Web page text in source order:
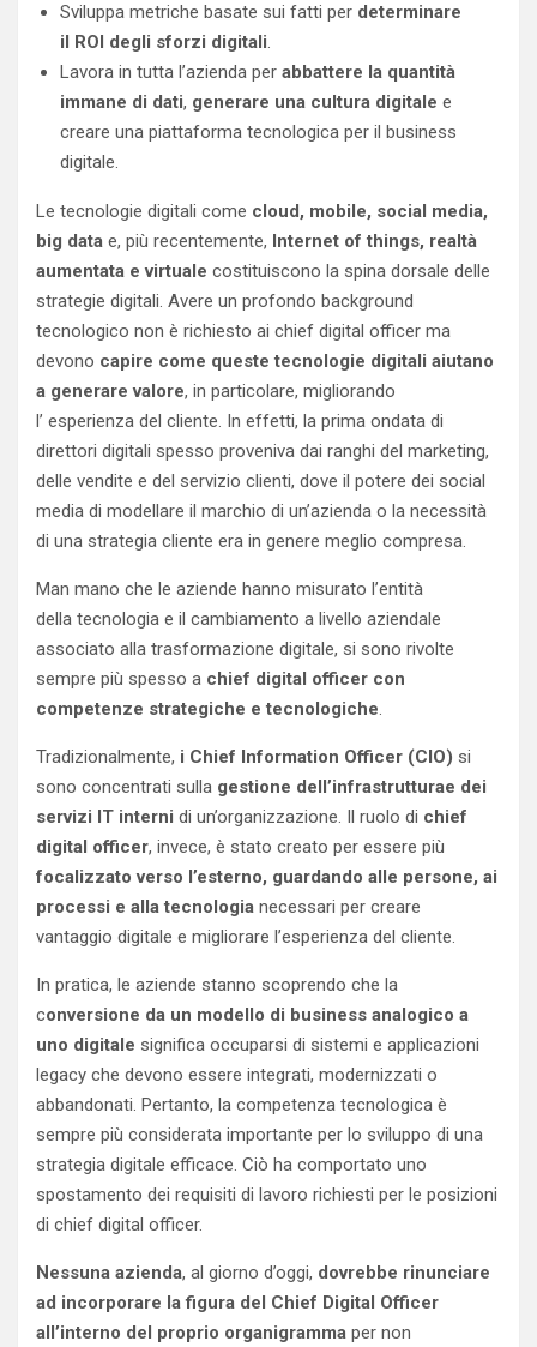
Sviluppa metriche basate sui fatti per determinare
il ROI degli sforzi digitali.
Lavora in tutta l’azienda per abbattere la quantità
immane di dati, generare una cultura digitale e
creare una piattaforma tecnologica per il business
digitale.
Le tecnologie digitali come cloud, mobile, social media,
big data e, più recentemente, Internet of things, realtà
aumentata e virtuale costituiscono la spina dorsale delle
strategie digitali. Avere un profondo background
tecnologico non è richiesto ai chief digital officer ma
devono capire come queste tecnologie digitali aiutano
a generare valore, in particolare, migliorando
l’ esperienza del cliente. In effetti, la prima ondata di
direttori digitali spesso proveniva dai ranghi del marketing,
delle vendite e del servizio clienti, dove il potere dei social
media di modellare il marchio di un’azienda o la necessità
di una strategia cliente era in genere meglio compresa.
Man mano che le aziende hanno misurato l’entità
della tecnologia e il cambiamento a livello aziendale
associato alla trasformazione digitale, si sono rivolte
sempre più spesso a chief digital officer con
competenze strategiche e tecnologiche.
Tradizionalmente, i Chief Information Officer (CIO) si
sono concentrati sulla gestione dell’infrastrutturae dei
servizi IT interni di un’organizzazione. Il ruolo di chief
digital officer, invece, è stato creato per essere più
focalizzato verso l’esterno, guardando alle persone, ai
processi e alla tecnologia necessari per creare
vantaggio digitale e migliorare l’esperienza del cliente.
In pratica, le aziende stanno scoprendo che la
conversione da un modello di business analogico a
uno digitale significa occuparsi di sistemi e applicazioni
legacy che devono essere integrati, modernizzati o
abbandonati. Pertanto, la competenza tecnologica è
sempre più considerata importante per lo sviluppo di una
strategia digitale efficace. Ciò ha comportato uno
spostamento dei requisiti di lavoro richiesti per le posizioni
di chief digital officer.
Nessuna azienda, al giorno d’oggi, dovrebbe rinunciare
ad incorporare la figura del Chief Digital Officer
all’interno del proprio organigramma per non